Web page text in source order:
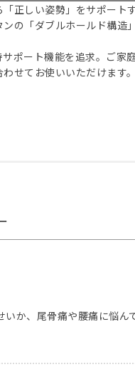
正しい姿勢」をサポート
の「ダブルホールド構造
ポート機能を追求。ご家
せてお使いいただけます。
か、尾骨痛や腰痛に悩